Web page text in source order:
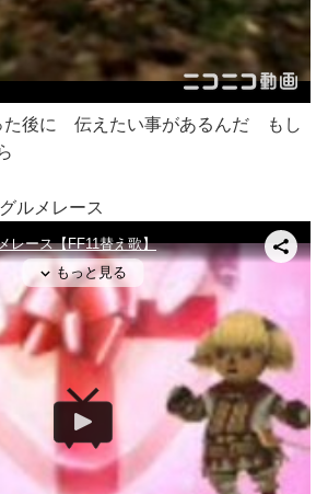
後に 伝えたい事があるんだ もし
ルメレース